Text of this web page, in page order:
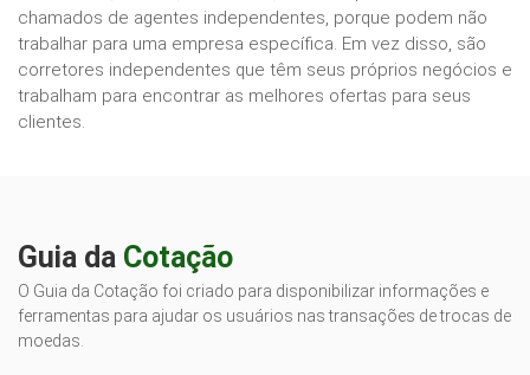
chamados de agentes independentes, porque podem não
trabalhar para uma empresa específica. Em vez disso, são
corretores independentes que têm seus próprios negócios e
trabalham para encontrar as melhores ofertas para seus
clientes.
Guia da Cotação
O Guia da Cotação foi criado para disponibilizar informações e
ferramentas para ajudar os usuários nas transações de trocas de
moedas.